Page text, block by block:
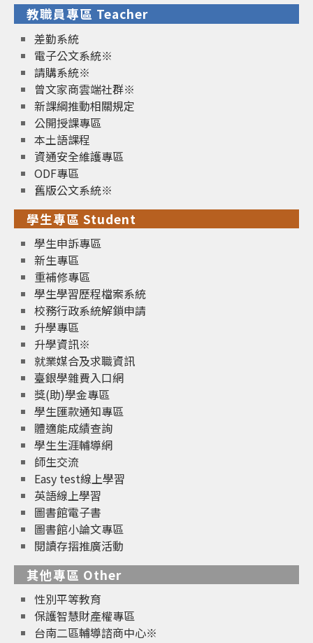
教職員專區 Teacher
差勤系統
電子公文系統※
請購系統※
曾文家商雲端社群※
新課綱推動相關規定
公開授課專區
本土語課程
資通安全維護專區
ODF專區
舊版公文系統※
學生專區 Student
學生申訴專區
新生專區
重補修專區
學生學習歷程檔案系統
校務行政系統解鎖申請
升學專區
升學資訊※
就業媒合及求職資訊
臺銀學雜費入口網
獎(助)學金專區
學生匯款通知專區
體適能成績查詢
學生生涯輔導網
師生交流
Easy test線上學習
英語線上學習
圖書館電子書
圖書館小論文專區
閱讀存摺推廣活動
其他專區 Other
性別平等教育
保護智慧財產權專區
台南二區輔導諮商中心※